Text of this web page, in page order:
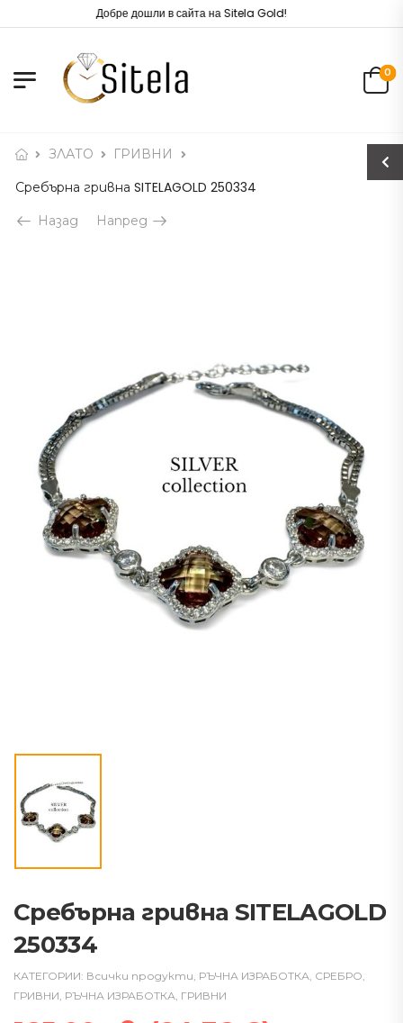
Добре дошли в сайта на Sitela Gold!
0
ЗЛАТО
ГРИВНИ
Сребърна гривна SITELAGOLD 250334
Назад Напред
Сребърна гривна SITELAGOLD
250334
КАТЕГОРИИ: Всички продукти, РЪЧНА ИЗРАБОТКА, СРЕБРО,
ГРИВНИ, РЪЧНА ИЗРАБОТКА, ГРИВНИ